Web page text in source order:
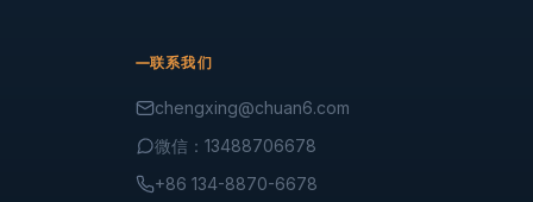
联系我们
chengxing@chuan6.com
微信：13488706678
+86 134-8870-6678